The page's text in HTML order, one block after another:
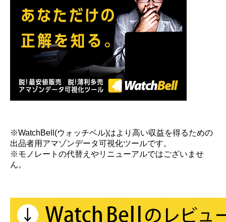
※WatchBell(ウォッチベル)はより高い収益を得るための
出品者用アマゾンデータ可視化ツールです。
※モノレートの代替えやリニューアルではございませ
ん。